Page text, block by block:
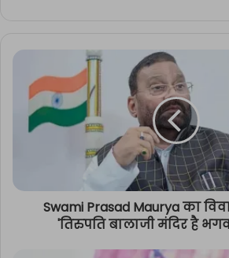
Swami Prasad Maurya का
'तिरुपति बालाजी मंदिर है